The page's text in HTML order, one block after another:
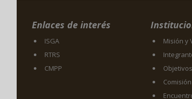
Enlaces de interés
ISGA
RTRS
CMPP
Misión y
Objetivos